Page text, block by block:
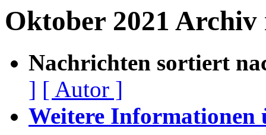
Oktober 2021 Archiv
Nachrichten sortiert
] [ Autor ]
Weitere Informationen